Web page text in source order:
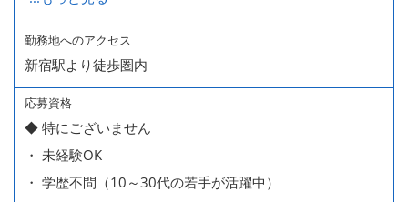
ます
・ 無料の美味しい まかない食 あり
勤務地へのアクセス
新宿駅より徒歩圏内
応募資格
◆ 特にございません
・ 未経験OK
・ 学歴不問（10～30代の若手が活躍中）